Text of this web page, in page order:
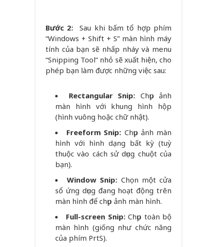
Bước 2: Sau khi bấm tổ hợp phím
“Windows + Shift + S” màn hình máy
tính của bạn sẽ nhấp nháy và menu
“Snipping Tool” nhỏ sẽ xuất hiện, cho
phép bạn làm được những việc sau:
Rectangular Snip: Chụp ảnh
màn hình với khung hình hộp
(hình vuông hoặc chữ nhật).
Freeform Snip: Chụp ảnh màn
hình với hình dạng bất kỳ (tuỳ
thuộc vào cách sử dụng chuột của
bạn).
Window Snip: Chọn một cửa
sổ ứng dụng đang hoạt động trên
màn hình để chụp ảnh màn hình.
Full-screen Snip:Chụp toàn bộ
màn hình (giống như chức năng
của phím PrtS).